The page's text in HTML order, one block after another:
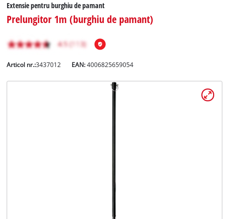
Extensie pentru burghiu de pamant
Prelungitor 1m (burghiu de pamant)
Articol nr.:3437012 EAN:4006825659054